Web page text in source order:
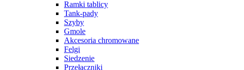
Ramki tablicy
Tank-pady
Szyby
Gmole
Akcesoria chromowane
Felgi
Siedzenie
Przełączniki